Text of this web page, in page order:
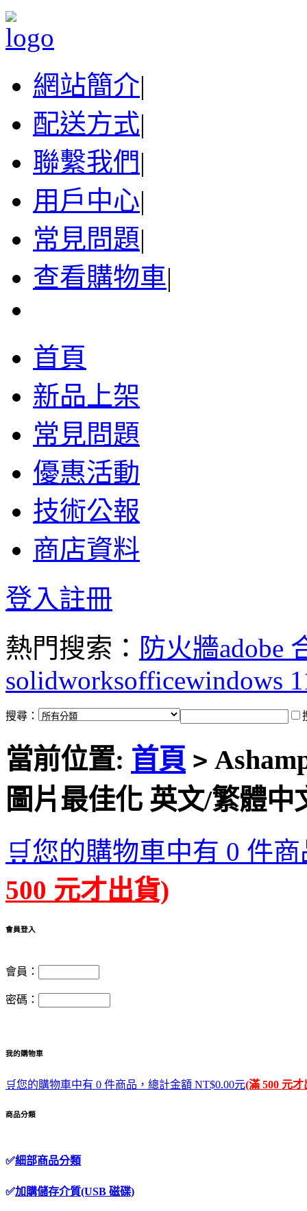
網站簡介|
配送方式|
聯繫我們|
用戶中心|
常見問題|
查看購物車|
首頁
新品上架
常見問題
優惠活動
技術公報
商店資料
登入註冊
熱門搜索： 防火牆adobe
solidworksofficewindows
搜尋：
當前位置: 首頁 >
圖片最佳化 英文/繁體中
🛒您的購物車中有 0 件
500 元才出貨)
會員登入
會員：
密碼：
我的購物車
🛒您的購物車中有 0 件商品，總計金額 NT$0.00元(滿 500 元才
商品分類
✅細部商品分類
✅加購儲存介質(USB 磁碟)